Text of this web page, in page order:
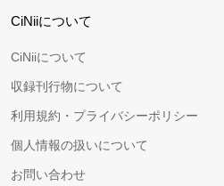
CiNiiについて
CiNiiについて
収録刊行物について
利用規約・プライバシーポリシー
個人情報の扱いについて
お問い合わせ